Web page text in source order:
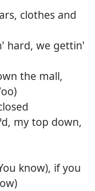
clothes and
hard, we gettin'
the mall,
my top down,
know), if you